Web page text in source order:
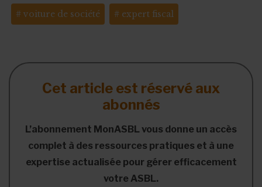
voiture de société expert fiscal
Cet article est réservé aux
abonnés
L’abonnement MonASBL vous donne un accès
complet à des ressources pratiques et à une
expertise actualisée pour gérer efficacement
votre ASBL.